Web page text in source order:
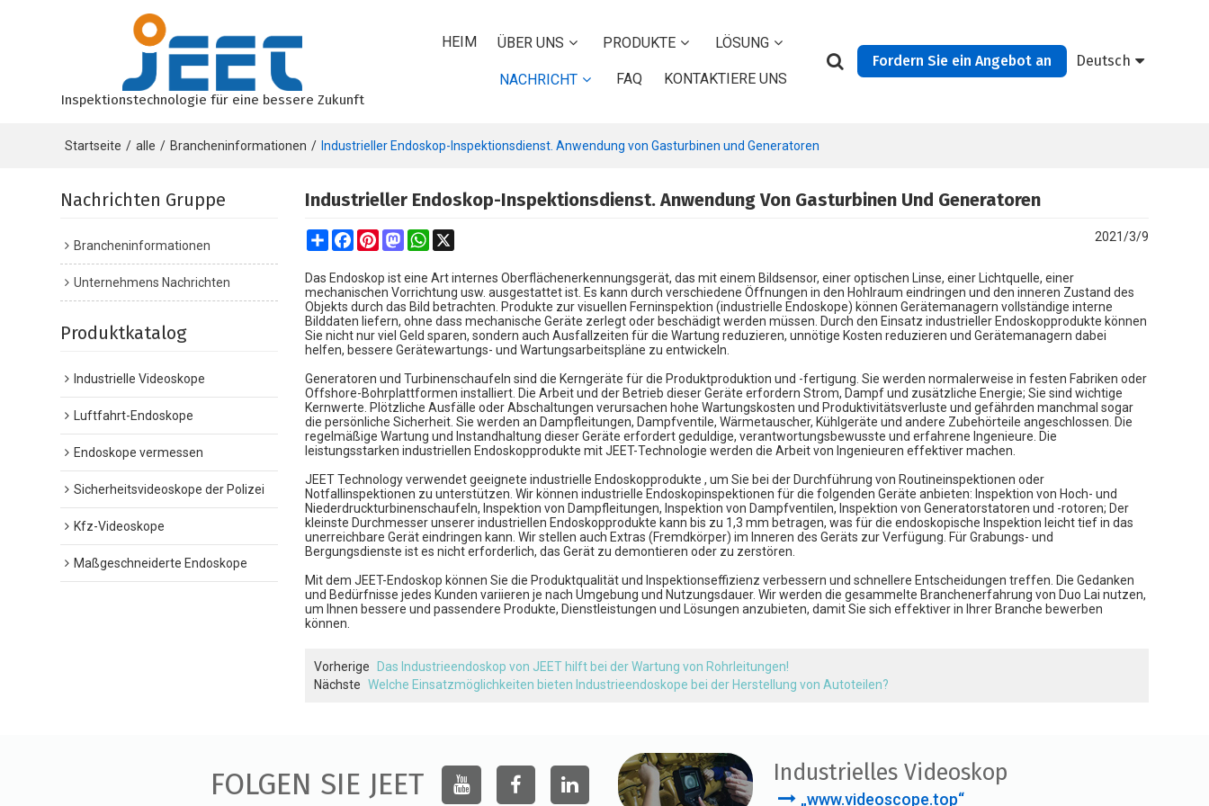
Inspektionstechnologie für eine bessere Zukunft
HEIM ÜBER UNS PRODUKTE LÖSUNG
NACHRICHT FAQ KONTAKTIERE UNS
Fordern Sie ein Angebot an Deutsch
Startseite / alle / Brancheninformationen / Industrieller Endoskop-Inspektionsdienst. Anwendung von Gasturbinen und Generatoren
Nachrichten Gruppe
Brancheninformationen
Unternehmens Nachrichten
Produktkatalog
Industrielle Videoskope
Luftfahrt-Endoskope
Endoskope vermessen
Sicherheitsvideoskope der Polizei
Kfz-Videoskope
Maßgeschneiderte Endoskope
Industrieller Endoskop-Inspektionsdienst. Anwendung Von Gasturbinen Und Generatoren
ShareFacebook
PinterestMastodonWhatsApp 2021/3/9
Das Endoskop ist eine Art internes Oberflächenerkennungsgerät, das mit einem Bildsensor, einer optischen Linse, einer Lichtquelle, einer
mechanischen Vorrichtung usw. ausgestattet ist. Es kann durch verschiedene Öffnungen in den Hohlraum eindringen und den inneren Zustand des
Objekts durch das Bild betrachten. Produkte zur visuellen Ferninspektion (industrielle Endoskope) können Gerätemanagern vollständige interne
Bilddaten liefern, ohne dass mechanische Geräte zerlegt oder beschädigt werden müssen. Durch den Einsatz industrieller Endoskopprodukte können
Sie nicht nur viel Geld sparen, sondern auch Ausfallzeiten für die Wartung reduzieren, unnötige Kosten reduzieren und Gerätemanagern dabei
helfen, bessere Gerätewartungs- und Wartungsarbeitspläne zu entwickeln.
Generatoren und Turbinenschaufeln sind die Kerngeräte für die Produktproduktion und -fertigung. Sie werden normalerweise in festen Fabriken oder
Offshore-Bohrplattformen installiert. Die Arbeit und der Betrieb dieser Geräte erfordern Strom, Dampf und zusätzliche Energie; Sie sind wichtige
Kernwerte. Plötzliche Ausfälle oder Abschaltungen verursachen hohe Wartungskosten und Produktivitätsverluste und gefährden manchmal sogar
die persönliche Sicherheit. Sie werden an Dampfleitungen, Dampfventile, Wärmetauscher, Kühlgeräte und andere Zubehörteile angeschlossen. Die
regelmäßige Wartung und Instandhaltung dieser Geräte erfordert geduldige, verantwortungsbewusste und erfahrene Ingenieure. Die
leistungsstarken industriellen Endoskopprodukte mit JEET-Technologie werden die Arbeit von Ingenieuren effektiver machen.
JEET Technology verwendet geeigneteindustrielle Endoskopprodukte , um Sie bei der Durchführung von Routineinspektionen oder
Notfallinspektionen zu unterstützen. Wir können industrielle Endoskopinspektionen für die folgenden Geräte anbieten: Inspektion von Hoch- und
Niederdruckturbinenschaufeln, Inspektion von Dampfleitungen, Inspektion von Dampfventilen, Inspektion von Generatorstatoren und -rotoren; Der
kleinste Durchmesser unserer industriellen Endoskopprodukte kann bis zu 1,3 mm betragen, was für die endoskopische Inspektion leicht tief in das
unerreichbare Gerät eindringen kann. Wir stellen auch Extras (Fremdkörper) im Inneren des Geräts zur Verfügung. Für Grabungs- und
Bergungsdienste ist es nicht erforderlich, das Gerät zu demontieren oder zu zerstören.
Mit dem JEET-Endoskop können Sie die Produktqualität und Inspektionseffizienz verbessern und schnellere Entscheidungen treffen. Die Gedanken
und Bedürfnisse jedes Kunden variieren je nach Umgebung und Nutzungsdauer. Wir werden die gesammelte Branchenerfahrung von Duo Lai nutzen,
um Ihnen bessere und passendere Produkte, Dienstleistungen und Lösungen anzubieten, damit Sie sich effektiver in Ihrer Branche bewerben
können.
Vorherige Das Industrieendoskop von JEET hilft bei der Wartung von Rohrleitungen!
Nächste Welche Einsatzmöglichkeiten bieten Industrieendoskope bei der Herstellung von Autoteilen?
FOLGEN SIE JEET Industrielles Videoskop
„www.videoscope.top“